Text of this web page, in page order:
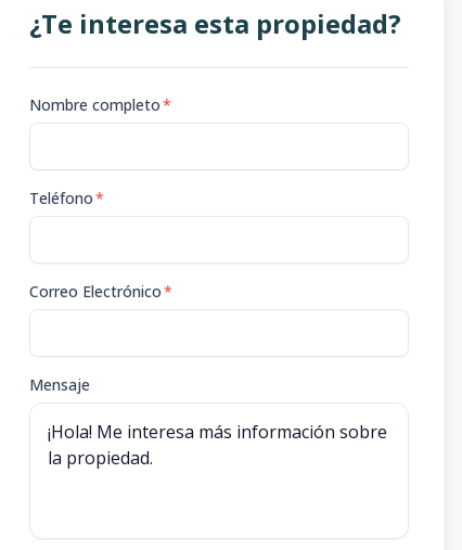
¿Te interesa esta propiedad?
Nombre completo*
Teléfono*
Correo Electrónico*
Mensaje